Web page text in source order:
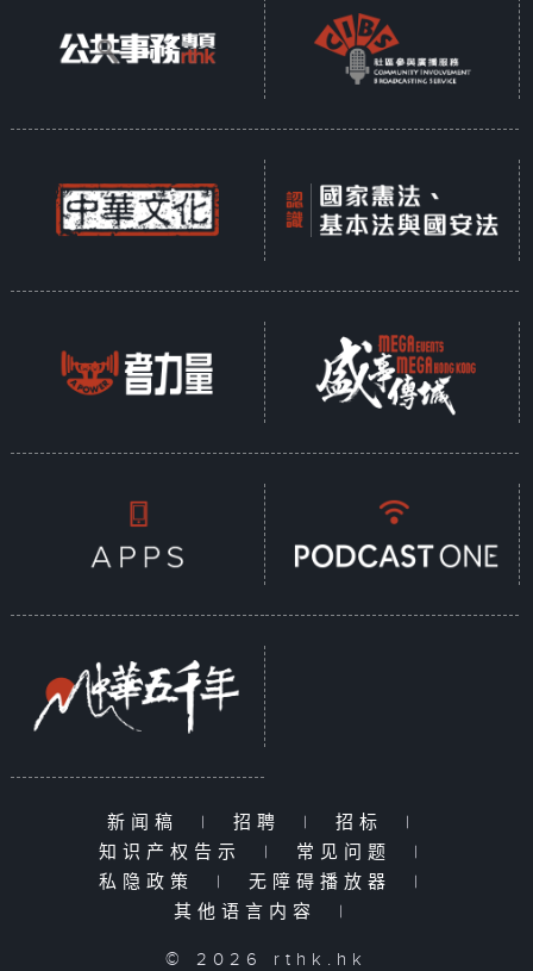
新闻稿 | 招聘 | 招标
|
知识产权告示
| 常见问题
|
私隐政策
| 无障碍播放器
|
其他语言内容
|
© 2026 rthk.hk